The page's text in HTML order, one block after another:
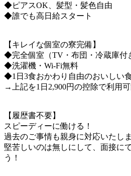
◆ピアスOK、髪型・髪色自由
◆誰でも高日給スタート
【キレイな個室の寮完備】
◆完全個室（TV・布団・冷蔵庫付
◆洗濯機・Wi-Fi無料
◆1日3食おかわり自由のおいしい
→上記を1日2,900円の控除で利用可
【履歴書不要】
スピーディーに働ける！
過去のご事情も親身に対応いたしま
堅苦しいのは無しにして、面接に
う！